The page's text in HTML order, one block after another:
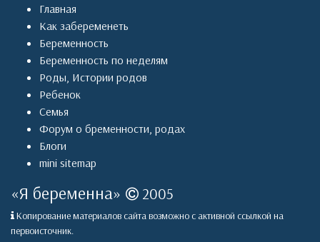
Главная
Как забеременеть
Беременность
Беременность по неделям
Роды Истории родов
Ребенок
Семья
Форум о бременности, родах
Блоги
mini sitemap
«Я беременна» 2005
Копирование материалов сайта возможно с активной ссылкой на
первоисточник.